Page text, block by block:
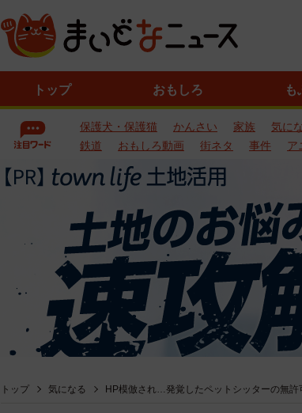
トップ おもしろ も
保護犬・保護猫 かんさい 家族 気に
鉄道
おもしろ動画 街ネタ 事件 ア
トップ 気になる HP模倣され…発覚したペットシッターの無